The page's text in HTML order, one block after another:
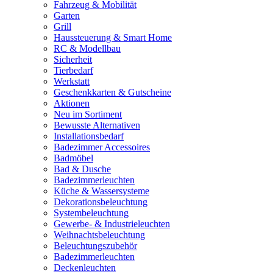
Fahrzeug & Mobilität
Garten
Grill
Haussteuerung & Smart Home
RC & Modellbau
Sicherheit
Tierbedarf
Werkstatt
Geschenkkarten & Gutscheine
Aktionen
Neu im Sortiment
Bewusste Alternativen
Installationsbedarf
Badezimmer Accessoires
Badmöbel
Bad & Dusche
Badezimmerleuchten
Küche & Wassersysteme
Dekorationsbeleuchtung
Systembeleuchtung
Gewerbe- & Industrieleuchten
Weihnachtsbeleuchtung
Beleuchtungszubehör
Badezimmerleuchten
Deckenleuchten